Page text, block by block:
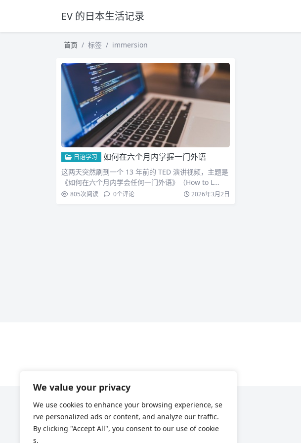
We value your privacy
We use cookies to enhance your browsing experience, se
rve personalized ads or content, and analyze our traffic.
By clicking "Accept All", you consent to our use of cookie
s.
EV 的日本生活记录
首页 标签 immersion
日语学习 如何在六个月内掌握一门外语
这两天突然刷到一个 13 年前的 TED 演讲视频，主题是
《如何在六个月内学会任何一门外语》（How to L…
805次阅读 0个评论 2026年3月2日